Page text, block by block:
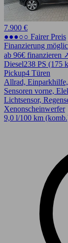
7.900 €
●●●○○ Fairer Preis
Finanzierung
ab 96€ finanzieren
Diesel238 PS (175
Pickup4 Türen
Allrad,
Sensoren vorne,
Lichtsensor,
Xenonscheinwerfer
9,0 l/100 km